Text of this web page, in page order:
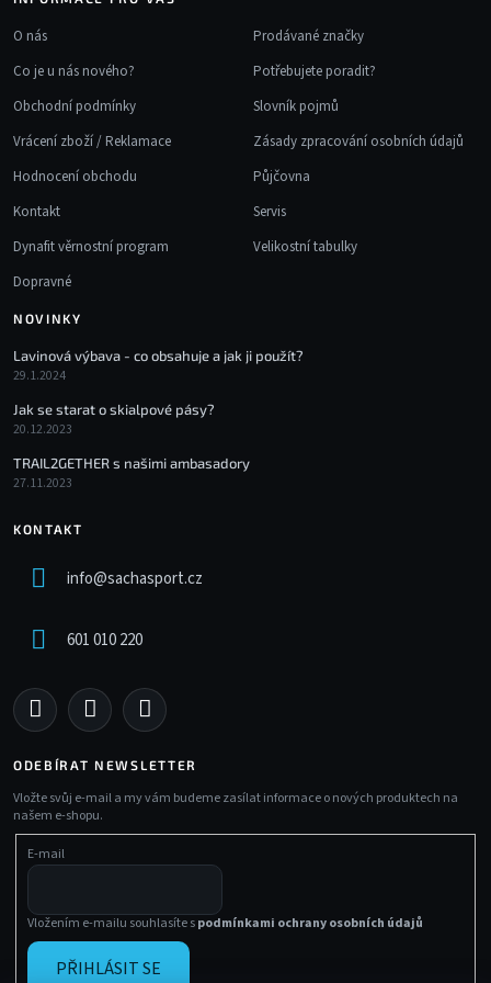
O nás
Co je u nás nového?
Obchodní podmínky
Vrácení zboží / Reklamace
Hodnocení obchodu
Kontakt
Dynafit věrnostní program
Dopravné
Prodávané značky
Potřebujete poradit?
Slovník pojmů
Zásady zpracování osobních údajů
Půjčovna
Servis
Velikostní tabulky
NOVINKY
Lavinová výbava - co obsahuje a jak ji použít?
29.1.2024
Jak se starat o skialpové pásy?
20.12.2023
TRAIL2GETHER s našimi ambasadory
27.11.2023
KONTAKT
info@sachasport.cz
601 010 220
ODEBÍRAT NEWSLETTER
Vložte svůj e-mail a my vám budeme zasílat informace o nových produktech na
našem e-shopu.
E-mail
Vložením e-mailu souhlasíte spodmínkami ochrany osobních údajů
PŘIHLÁSIT SE